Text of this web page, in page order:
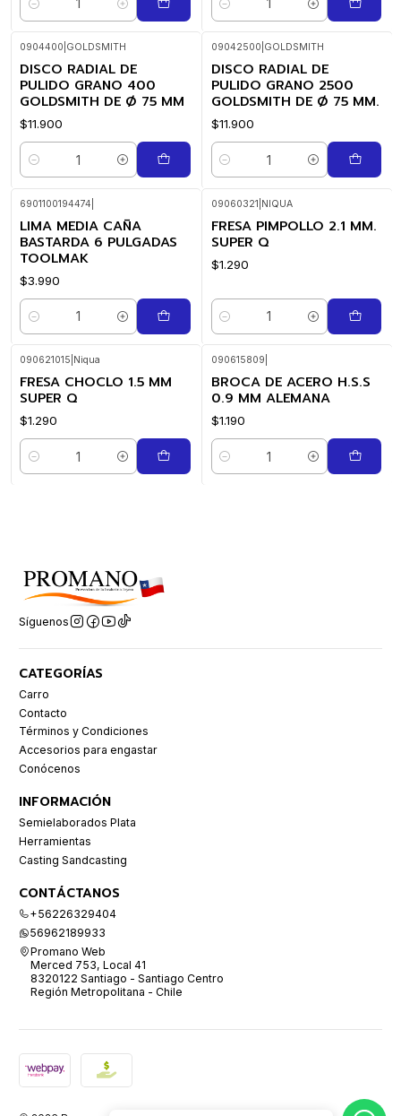
Cantidad Cantidad
0904400 GOLDSMITH
DISCO RADIAL DE
PULIDO GRANO 400
GOLDSMITH DE Ø 75 MM
$11.900
Cantidad
09042500 GOLDSMITH
DISCO RADIAL DE
PULIDO GRANO 2500
GOLDSMITH DE Ø 75 MM.
$11.900
Cantidad
6901100194474
LIMA MEDIA CAÑA
BASTARDA 6 PULGADAS
TOOLMAK
$3.990
Cantidad
09060321 NIQUA
FRESA PIMPOLLO 2.1 MM.
SUPER Q
$1.290
Cantidad
090621015 Niqua
FRESA CHOCLO 1.5 MM
SUPER Q
$1.290
Cantidad
090615809
BROCA DE ACERO H.S.S
0.9 MM ALEMANA
$1.190
Cantidad
Síguenos
CATEGORÍAS
Carro
Contacto
Términos y Condiciones
Accesorios para engastar
Conócenos
INFORMACIÓN
Semielaborados Plata
Herramientas
Casting Sandcasting
CONTÁCTANOS
+56226329404
56962189933
Promano Web
Merced 753, Local 41
8320122 Santiago - Santiago Centro
Región Metropolitana - Chile